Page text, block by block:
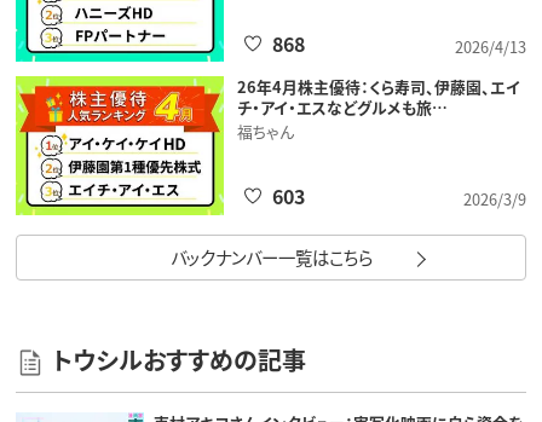
2026/4/13
868
26年4月株主優待：くら寿司、伊藤園、エイ
チ・アイ・エスなどグルメも旅…
福ちゃん
2026/3/9
603
バックナンバー一覧はこちら
トウシルおすすめの記事